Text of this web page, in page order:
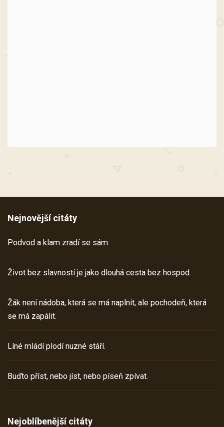
Nejnovější citáty
Podvod a klam zradí se sám.
Život bez slavností je jako dlouhá cesta bez hospod.
Žák není nádoba, která se má naplnit, ale pochodeň, která
se má zapálit.
Líné mládí plodí nuzné stáří.
Buďto příst, nebo jíst, nebo píseň zpívat.
Nejoblíbenější citáty